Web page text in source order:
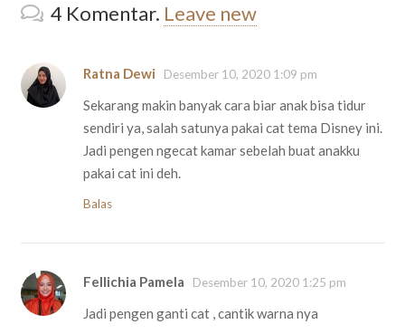
4 Komentar. Leave new
Ratna Dewi Desember 10, 2020 1:09 pm
Sekarang makin banyak cara biar anak bisa tidur
sendiri ya, salah satunya pakai cat tema Disney ini.
Jadi pengen ngecat kamar sebelah buat anakku
pakai cat ini deh.
Balas
Fellichia Pamela Desember 10, 2020 1:25 pm
Jadi pengen ganti cat , cantik warna nya